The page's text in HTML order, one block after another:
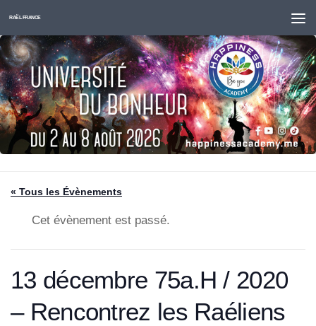
Skip to content
RAËL FRANCE
« Tous les Évènements
Cet évènement est passé.
13 décembre 75a.H / 2020
– Rencontrez les Raéliens